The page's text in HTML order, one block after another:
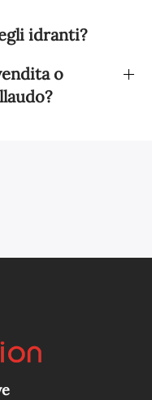
idranti?
o